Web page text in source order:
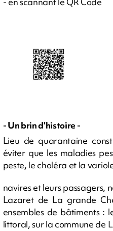
- Un brin d'histoire -
Lieu de quarantaine
éviter que les maladies
peste, le choléra et la
navires et leurs passagers,
Lazaret de La grande
ensembles de bâtiments :
littoral, sur la commune de